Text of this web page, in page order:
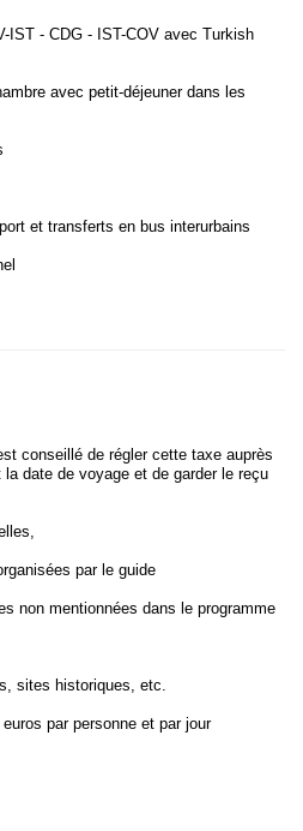
IST - CDG - IST-COV avec Turkish
avec petit-déjeuner dans les
et transferts en bus interurbains
conseillé de régler cette taxe auprès
date de voyage et de garder le reçu
par le guide
non mentionnées dans le programme
sites historiques, etc.
par personne et par jour